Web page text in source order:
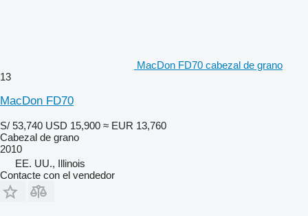
MacDon FD70 cabezal de grano
13
MacDon FD70
S/ 53,740 USD 15,900 ≈ EUR 13,760
Cabezal de grano
2010
EE. UU., Illinois
Contacte con el vendedor